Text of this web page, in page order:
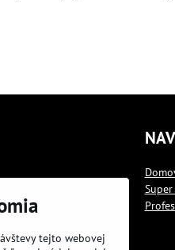
Super
tejto webovej